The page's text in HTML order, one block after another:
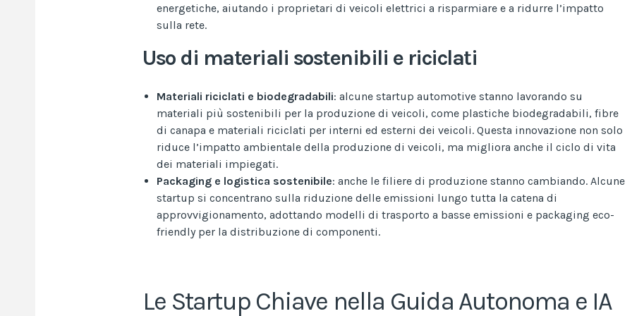
energetiche, aiutando i proprietari di veicoli elettrici a risparmiare e a ridurre l’impatto
sulla rete.
Uso di materiali sostenibili e riciclati
Materiali riciclati e biodegradabili: alcune startup automotive stanno lavorando su
materiali più sostenibili per la produzione di veicoli, come plastiche biodegradabili, fibre
di canapa e materiali riciclati per interni ed esterni dei veicoli. Questa innovazione non solo
riduce l’impatto ambientale della produzione di veicoli, ma migliora anche il ciclo di vita
dei materiali impiegati.
Packaging e logistica sostenibile: anche le filiere di produzione stanno cambiando. Alcune
startup si concentrano sulla riduzione delle emissioni lungo tutta la catena di
approvvigionamento, adottando modelli di trasporto a basse emissioni e packaging eco-
friendly per la distribuzione di componenti.
Le Startup Chiave nella Guida Autonoma e IA